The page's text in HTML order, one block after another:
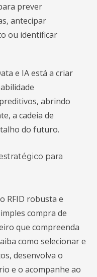
prever
antecipar
ou identificar
e IA está a criar
abrindo
a cadeia de
do futuro.
para
RFID robusta e
compra de
que compreenda
como selecionar e
desenvolva o
e o acompanhe ao